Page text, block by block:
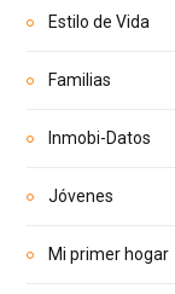
Estilo de Vida
Familias
Inmobi-Datos
Jóvenes
Mi primer hogar